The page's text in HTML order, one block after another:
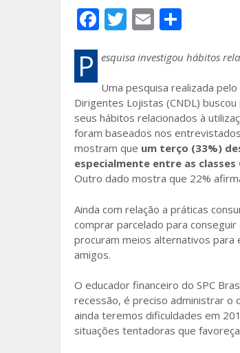
F
ac
e
b
o
o
k
T
w
itt
er
E
m
ai
l
ar
e
P esquisa investigou hábitos
Uma pesquisa realizada
Dirigentes Lojistas (CNDL)
seus hábitos relacionados à
foram baseados nos
mostram que um terço (33%)
especialmente entre as classes
Outro dado mostra que 22%
Ainda com relação a práticas
comprar parcelado para
procuram meios alternativos para
amigos.
O educador financeiro do SPC
recessão, é preciso administrar o
ainda teremos dificuldades em
situações tentadoras que